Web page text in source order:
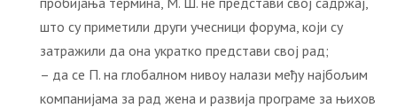
што су приметили други учесници форума, који су
затражили да она укратко представи свој рад;
– да се П. на глобалном нивоу налази међу најбољим
компанијама за рад жена и развија програме за њихов